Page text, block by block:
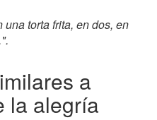
torta frita, en dos, en
a
la alegría